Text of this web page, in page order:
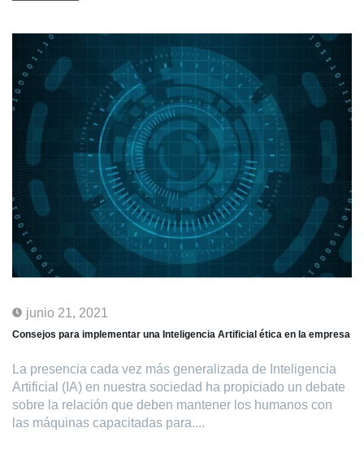
junio 21, 2021
Consejos para implementar una Inteligencia Artificial ética en la empresa
La presencia cada vez más generalizada de Inteligencia
Artificial (IA) en nuestra sociedad ha propiciado un debate
sobre la relación que deben mantener los humanos con
las máquinas capacitadas para....